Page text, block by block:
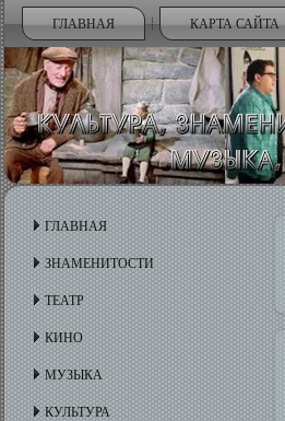
ГЛАВНАЯ КАРТА САЙТА
ГЛАВНАЯ
ЗНАМЕНИТОСТИ
ТЕАТР
КИНО
МУЗЫКА
КУЛЬТУРА